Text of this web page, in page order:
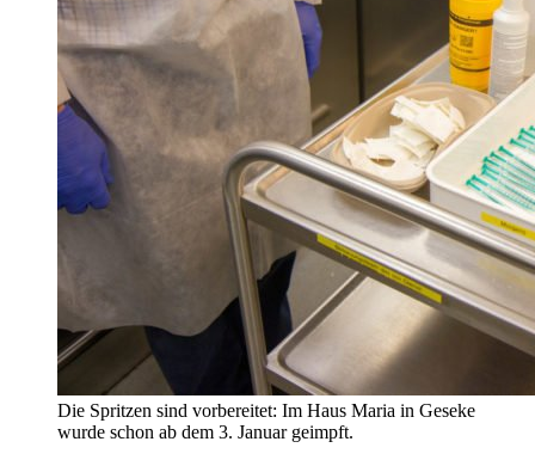
Die Spritzen sind vorbereitet: Im Haus Maria in Geseke
wurde schon ab dem 3. Januar geimpft.